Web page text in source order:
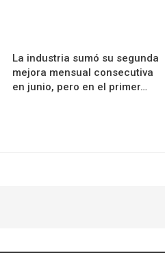
La industria sumó su segunda
mejora mensual consecutiva
en junio, pero en el primer…